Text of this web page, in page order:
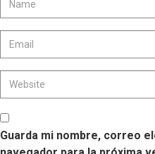
Guarda mi nombre, correo